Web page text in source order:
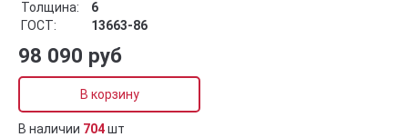
Толщина:
6
ГОСТ:
13663-86
98 090 руб
В корзину
В наличии 704шт